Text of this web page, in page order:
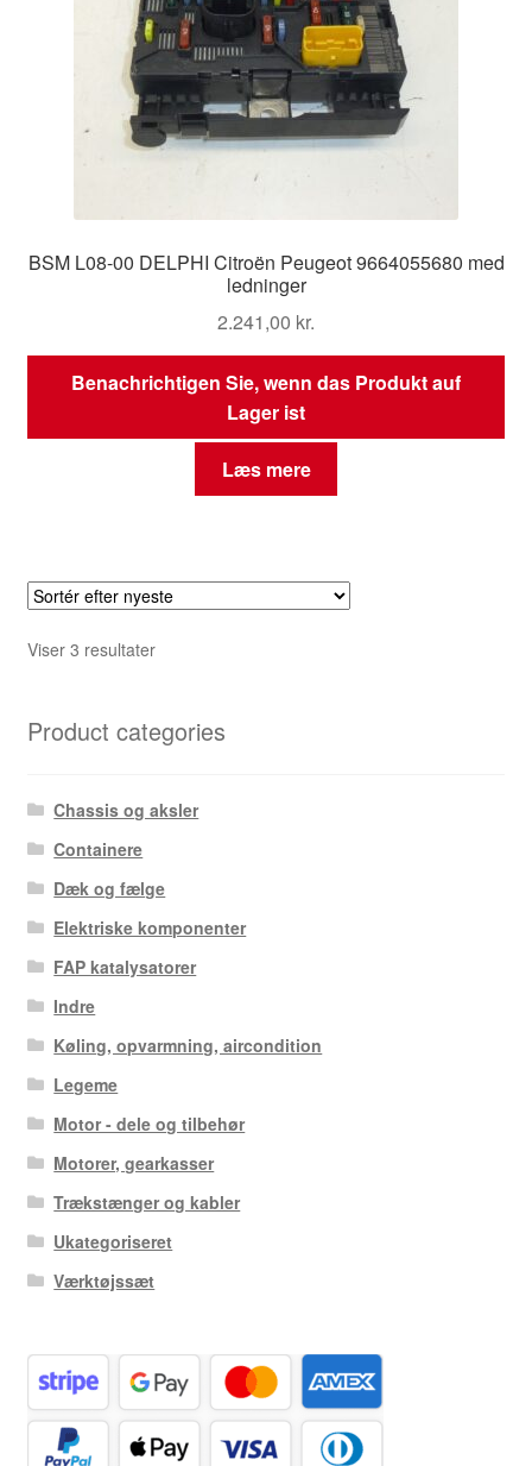
BSM L08-00 DELPHI Citroën Peugeot 9664055680 med
ledninger
2.241,00 kr.
Benachrichtigen Sie, wenn das Produkt auf
Lager ist
Læs mere
Viser 3 resultaterSorteret
Product categories
Chassis og aksler
Containere
Dæk og fælge
Elektriske komponenter
FAP katalysatorer
Indre
Køling, opvarmning, aircondition
Legeme
Motor - dele og tilbehør
Motorer, gearkasser
Trækstænger og kabler
Ukategoriseret
Værktøjssæt